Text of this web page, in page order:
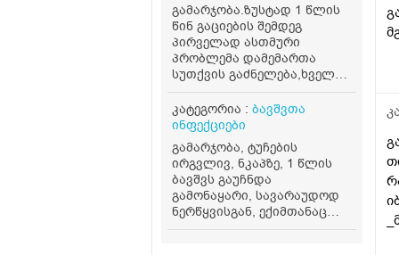
თავის ფორმა ერთ მხარეს
გაბრტყელებული,ამისთვის
დეკოლეროლ ფორტე დღეში
ორი წვეთი
დაგვინიშნა,წონა ჩაცმულზე
7.500 კგ,თავის ზომახ
ნორმაშიაც,სისხლის
ანალიზის პასუხებიც
კარგიაქვს,ვაკონტროლებთ
რამოდენიმე სიმპტომს
ხელშო აყვანისას უკან
იწევა და თვალებს ქაჩავს
როსთვისაც დღეს ვანახეთ
ნერვოპათოლოგს,ექიმმა
გამარჯობა.ზუსტად 1 წლის
წინ გაციების შემდეგ
პირველად ასთმური
პრობლემა დამემართა
სუთქვის გაძნელება,ხველა
ნაკლებად ექიმმა ივარაუდა
მოსმენის შემდეგ და
მდგომარეობიდან
პულმიკოლტი პუროქსანი
და ვანსეარ დუო რომელმაც
ძალიან კარგად ამილაგა
სიტუაცია.შემდეგ მქონდა
გაციების გარეშე მსგავსი
სიმპტომები ყოველთვის
კატეგორია : ბავშვთა
ინფექციები
გამარჯობა, ტუჩების
ირგვლივ, ნკაპზე, 1 წლის
ბავშვს გაუჩნდა
გამონაყარი, სავარაუდოდ
ნერწყვისგან, ექიმთანაც
მყავდა მაგრამ ვერ გავუქრე